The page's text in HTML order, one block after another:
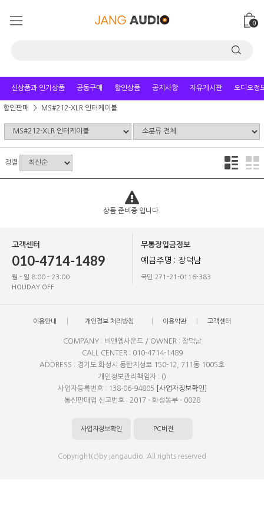
0
신상품과 인기상품 공동구매 할인상품 공지사항 자유게시판 오디오정
할인판매 MS#212-XLR 인터케이블
정렬
상품 준비중 입니다.
고객센터
010-4714-1489
월 - 일 8:00 - 23:00
HOLIDAY OFF
무통장입금정보
예금주명 : 장덕남
국민 271-21-0116-383
이용안내 개인정보 처리방침 이용약관 고객센터
COMPANY : 비앤엠사운드 / OWNER : 장덕남
CALL CENTER : 010-4714-1489
ADDRESS : 경기도 화성시 동탄지성로 150-12, 711동 1005호
개인정보관리책임자 : ()
사업자등록번호 : 138-06-94805
[사업자정보확인]
통신판매업 신고번호 : 2017 - 화성동부 - 0028
사업자정보확인 PC버전
Copyright(c)by jangaudio. All rights reserved